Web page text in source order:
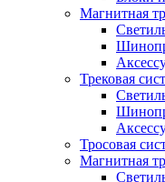
Магнитная
Трековая
Тросовая
Магнитная